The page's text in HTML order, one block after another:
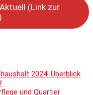
(Link zur
2024: Überblick
und Quartier